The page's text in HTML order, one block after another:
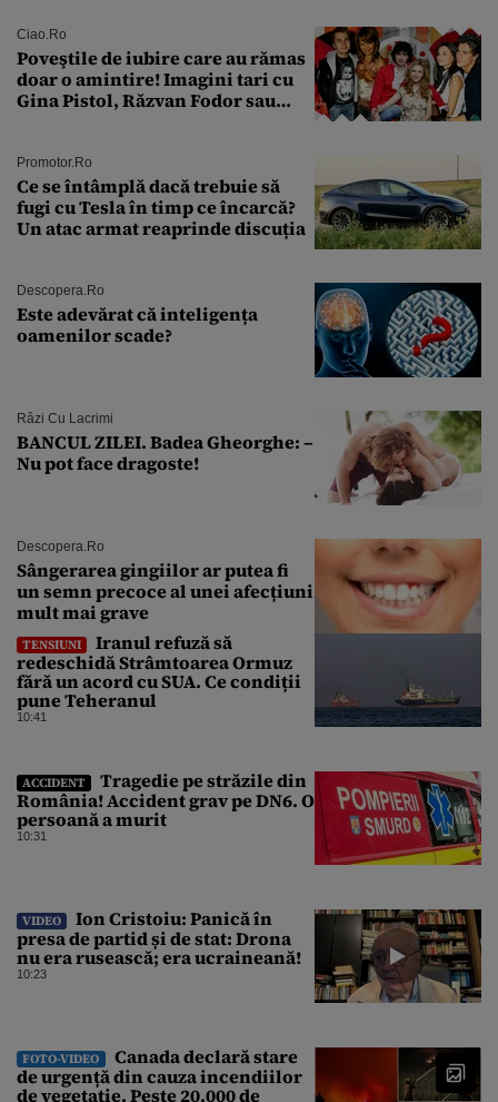
îmi salvez viața”
Ciao.ro
Poveştile de iubire care au rămas
doar o amintire! Imagini tari cu
Gina Pistol, Răzvan Fodor sau
Promotor.ro
Ce se întâmplă dacă trebuie să
fugi cu Tesla în timp ce încarcă?
Un atac armat reaprinde discuția
Descopera.ro
Este adevărat că inteligența
oamenilor scade?
Râzi Cu Lacrimi
BANCUL ZILEI. Badea Gheorghe: –
Nu pot face dragoste!
Descopera.ro
Sângerarea gingiilor ar putea fi
un semn precoce al unei afecțiuni
mult mai grave
TENSIUNI
Iranul refuză să
redeschidă Strâmtoarea Ormuz
fără un acord cu SUA. Ce condiții
pune Teheranul
10:41
ACCIDENT
Tragedie pe străzile din
România! Accident grav pe DN6. O
persoană a murit
10:31
VIDEO
Ion Cristoiu: Panică în
presa de partid și de stat: Drona
nu era rusească; era ucraineană!
10:23
FOTO-VIDEO
Canada declară stare
de urgență din cauza incendiilor
de vegetație. Peste 20.000 de